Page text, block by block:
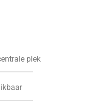
plek